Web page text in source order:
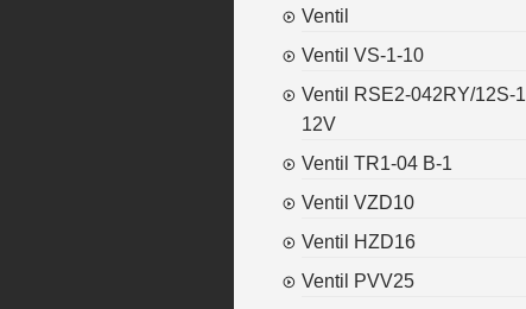
Ventil
Ventil VS-1-10
Ventil RSE2-042RY/12S-1
12V
Ventil TR1-04 B-1
Ventil VZD10
Ventil HZD16
Ventil PVV25